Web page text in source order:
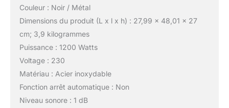
Couleur : Noir / Métal
Dimensions du produit (L x l x h) : 27,99 x 48,01 x 27
cm; 3,9 kilogrammes
Puissance : 1200 Watts
Voltage : 230
Matériau : Acier inoxydable
Fonction arrêt automatique : Non
Niveau sonore : 1 dB